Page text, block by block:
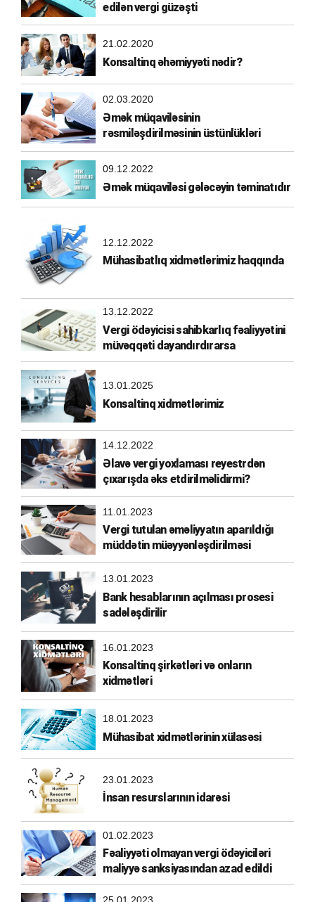
edilən vergi güzəşti
21.02.2020
Konsaltinq əhəmiyyəti nədir?
02.03.2020
Əmək müqaviləsinin
rəsmiləşdirilməsinin üstünlükləri
09.12.2022
Əmək müqaviləsi gələcəyin təminatıdır
12.12.2022
Mühasibatlıq xidmətlərimiz haqqında
13.12.2022
Vergi ödəyicisi sahibkarlıq fəaliyyətini
müvəqqəti dayandırdırarsa
13.01.2025
Konsaltinq xidmətlərimiz
14.12.2022
Əlavə vergi yoxlaması reyestrdən
çıxarışda əks etdirilməlidirmi?
11.01.2023
Vergi tutulan əməliyyatın aparıldığı
müddətin müəyyənləşdirilməsi
13.01.2023
Bank hesablarının açılması prosesi
sadələşdirilir
16.01.2023
Konsaltinq şirkətləri və onların
xidmətləri
18.01.2023
Mühasibat xidmətlərinin xülasəsi
23.01.2023
İnsan resurslarının idarəsi
01.02.2023
Fəaliyyəti olmayan vergi ödəyiciləri
maliyyə sanksiyasından azad edildi
25.01.2023